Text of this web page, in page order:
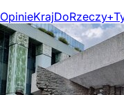
OpinieKrajDoRzeczy+